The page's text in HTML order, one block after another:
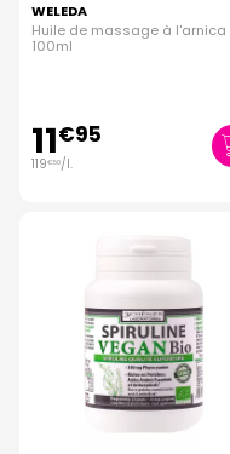
WELEDA
Huile de massage à l'arnica
100ml
11€95
119€50/l.